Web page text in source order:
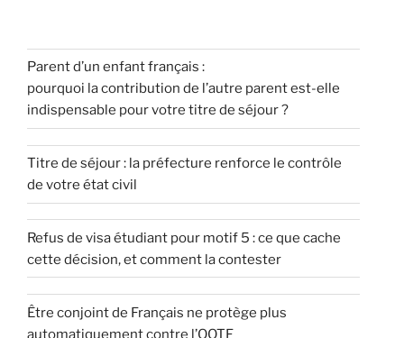
Parent d’un enfant français :
pourquoi la contribution de l’autre parent est-elle
indispensable pour votre titre de séjour ?
Titre de séjour : la préfecture renforce le contrôle
de votre état civil
Refus de visa étudiant pour motif 5 : ce que cache
cette décision, et comment la contester
Être conjoint de Français ne protège plus
automatiquement contre l’OQTF